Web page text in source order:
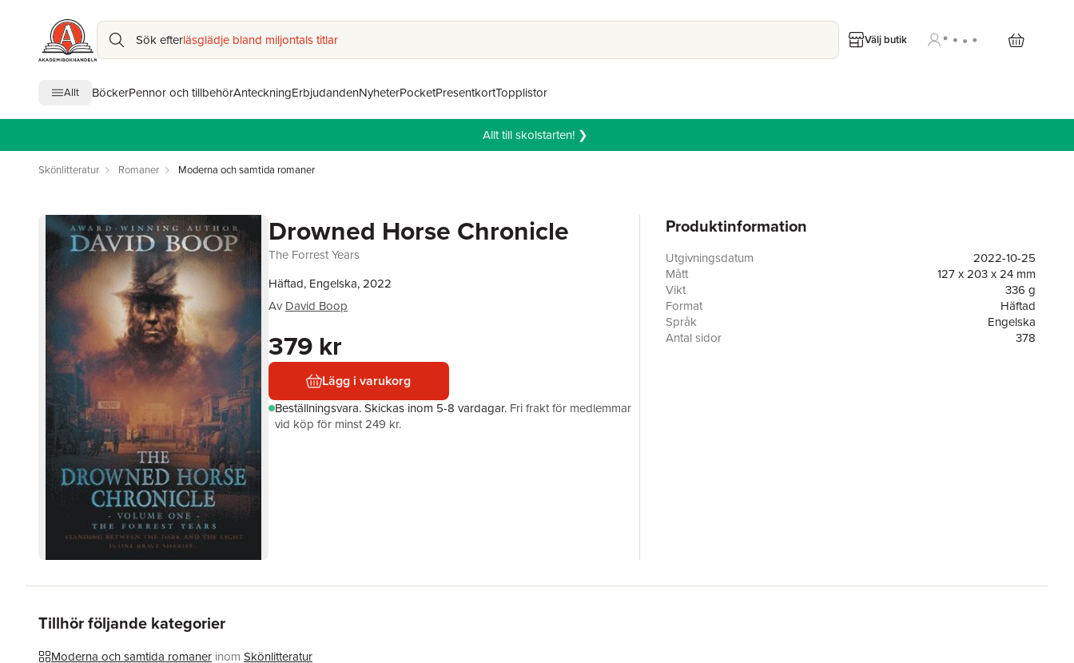
Sök efterläsglädje bland miljontals titlar Välj butik
Allt BöckerPennor och tillbehörAnteckningErbjudandenNyheterPocketPresentkortTopplistor
Allt till skolstarten! ❯
Skönlitteratur Romaner Moderna och samtida romaner
Drowned Horse Chronicle
The Forrest Years
Häftad, Engelska, 2022
Av David Boop
379 kr
Lägg i varukorg
Beställningsvara.Skickas inom 5-8 vardagar. Fri frakt för medlemmar
vid köp för minst 249 kr.
Produktinformation
Utgivningsdatum
2022-10-25
Mått
127 x 203 x 24 mm
Vikt
336 g
Format
Häftad
Språk
Engelska
Antal sidor
378
Tillhör följande kategorier
Moderna och samtida romaner inom Skönlitteratur